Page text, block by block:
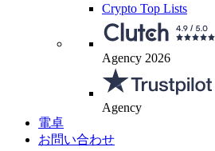
Crypto Top Lists
Agency 2026
Agency
電卓
お問い合わせ